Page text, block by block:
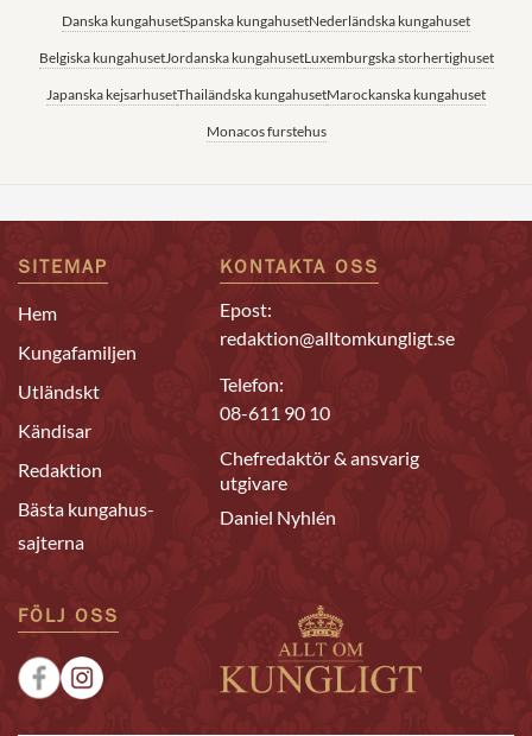
Danska kungahusetSpanska kungahusetNederländska kungahuset
Belgiska kungahusetJordanska kungahusetLuxemburgska storhertighuset
Japanska kejsarhusetThailändska kungahusetMarockanska kungahuset
Monacos furstehus
SITEMAP
Hem
Kungafamiljen
Utländskt
Kändisar
Redaktion
Bästa kungahus-
sajterna
KONTAKTA OSS
Epost:
redaktion@alltomkungligt.se
Telefon:
08-611 90 10
Chefredaktör & ansvarig
utgivare
Daniel Nyhlén
FÖLJ OSS